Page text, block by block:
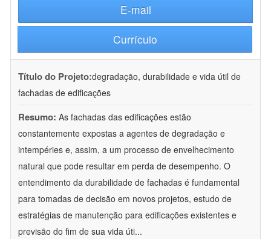
E-mail
Currículo
Título do Projeto:degradação, durabilidade e vida útil de
fachadas de edificações
Resumo: As fachadas das edificações estão
constantemente expostas a agentes de degradação e
intempéries e, assim, a um processo de envelhecimento
natural que pode resultar em perda de desempenho. O
entendimento da durabilidade de fachadas é fundamental
para tomadas de decisão em novos projetos, estudo de
estratégias de manutenção para edificações existentes e
previsão do fim de sua vida úti...